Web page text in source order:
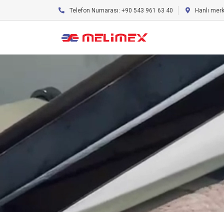
Telefon Numarası: +90 543 961 63 40 Hanlı